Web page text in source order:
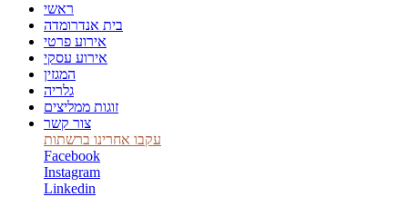
ראשי
בית אנדרומדה
אירוע פרטי
אירוע עסקי
המגזין
גלריה
זוגות ממליצים
צור קשר
עקבו אחרינו ברשתות
Facebook
Instagram
Linkedin